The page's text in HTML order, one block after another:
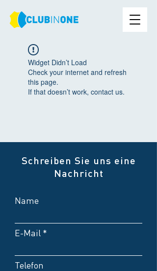
Widget Didn’t Load
Check your internet and refresh
this page.
If that doesn’t work, contact us.
Schreiben Sie uns eine
Nachricht
Name
E-Mail
Telefon